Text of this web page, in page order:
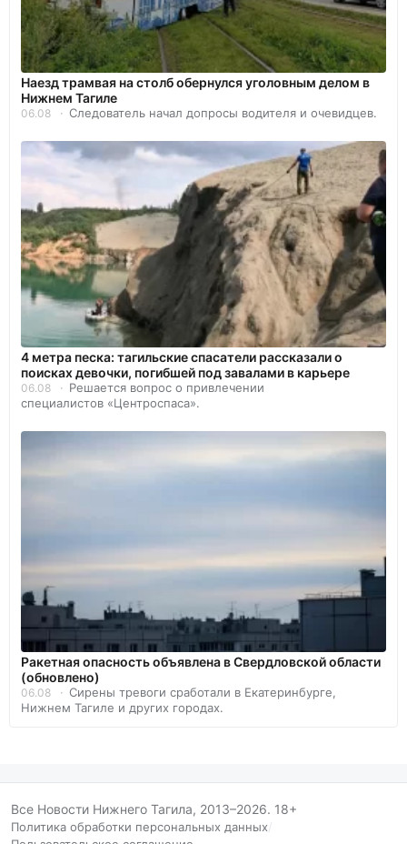
Наезд трамвая на столб обернулся уголовным делом в
Нижнем Тагиле
06.08 Следователь начал допросы водителя и очевидцев.
4 метра песка: тагильские спасатели рассказали о
поисках девочки, погибшей под завалами в карьере
06.08
Решается вопрос о привлечении
специалистов «Центроспаса».
️Ракетная опасность объявлена в Свердловской области
(обновлено)
06.08
Сирены тревоги сработали в Екатеринбурге,
Нижнем Тагиле и других городах.
Все Новости Нижнего Тагила, 2013–2026. 18+
Политика обработки персональных данных/